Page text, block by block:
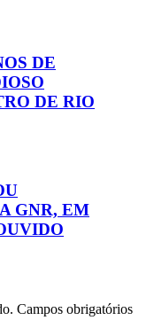
DE
DE RIO
GNR, EM
Campos obrigatórios